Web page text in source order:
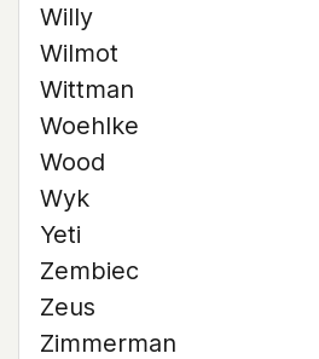
Willy
Wilmot
Wittman
Woehlke
Wood
Wyk
Yeti
Zembiec
Zeus
Zimmerman